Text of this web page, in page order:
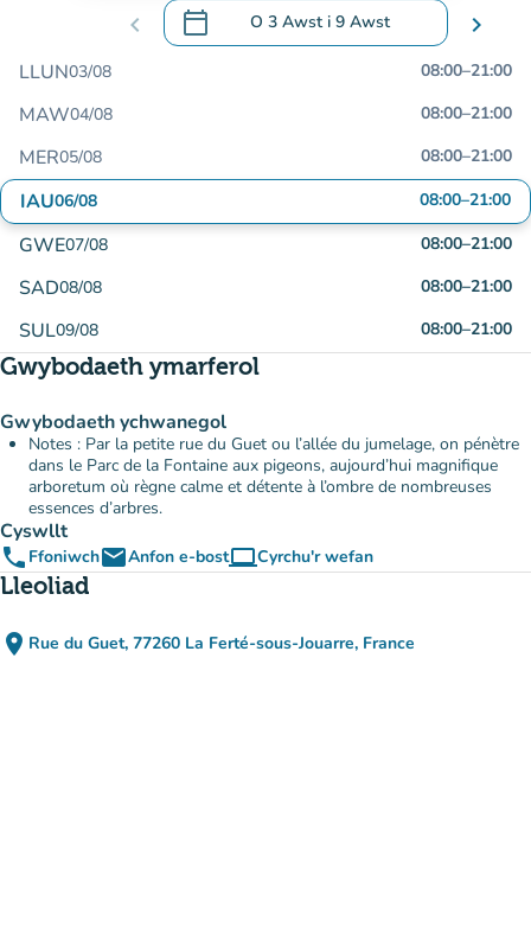
chevron_left calendar_today O 3 Awst i 9 Awst
.Agor y calendr i newid dyddiadau chevron_right
LLUN03/08 08:00–21:00
MAW04/08 08:00–21:00
MER05/08 08:00–21:00
IAU06/08 08:00–21:00
GWE07/08 08:00–21:00
SAD08/08 08:00–21:00
SUL09/08 08:00–21:00
Gwybodaeth ymarferol
Gwybodaeth ychwanegol
Notes : Par la petite rue du Guet ou l’allée du jumelage, on pénètre
dans le Parc de la Fontaine aux pigeons, aujourd’hui magnifique
arboretum où règne calme et détente à l’ombre de nombreuses
essences d’arbres.
Cyswllt
phone FfoniwchemailAnfon e-bostcomputerCyrchu'r wefan
(tab newydd)
Lleoliad
place Rue du Guet, 77260 La Ferté-sous-Jouarre, France
(agor yn Google Maps)
(tab newydd)